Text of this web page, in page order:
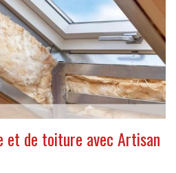
et de toiture avec Artisan